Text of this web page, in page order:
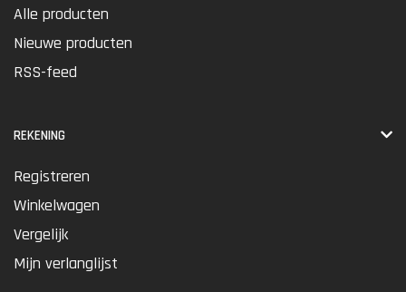
Alle producten
Nieuwe producten
RSS-feed
REKENING
Registreren
Winkelwagen
Vergelijk
Mijn verlanglijst